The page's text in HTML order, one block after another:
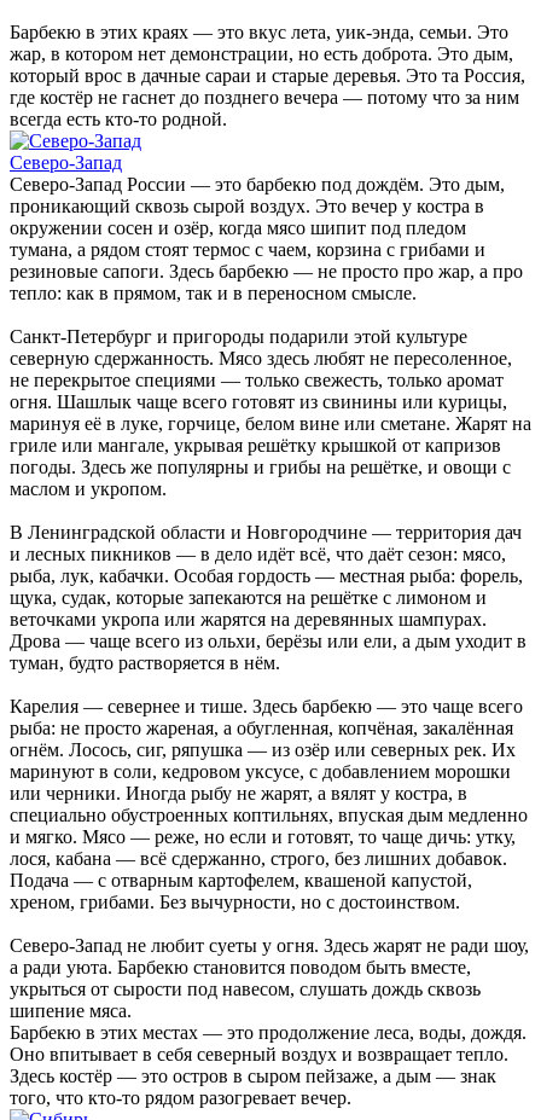
Барбекю в этих краях — это вкус лета, уик-энда, семьи. Это
жар, в котором нет демонстрации, но есть доброта. Это дым,
который врос в дачные сараи и старые деревья. Это та Россия,
где костёр не гаснет до позднего вечера — потому что за ним
всегда есть кто-то родной.
Северо-Запад
Северо-Запад России — это барбекю под дождём. Это дым,
проникающий сквозь сырой воздух. Это вечер у костра в
окружении сосен и озёр, когда мясо шипит под пледом
тумана, а рядом стоят термос с чаем, корзина с грибами и
резиновые сапоги. Здесь барбекю — не просто про жар, а про
тепло: как в прямом, так и в переносном смысле.
Санкт-Петербург и пригороды подарили этой культуре
северную сдержанность. Мясо здесь любят не пересоленное,
не перекрытое специями — только свежесть, только аромат
огня. Шашлык чаще всего готовят из свинины или курицы,
маринуя её в луке, горчице, белом вине или сметане. Жарят на
гриле или мангале, укрывая решётку крышкой от капризов
погоды. Здесь же популярны и грибы на решётке, и овощи с
маслом и укропом.
В Ленинградской области и Новгородчине — территория дач
и лесных пикников — в дело идёт всё, что даёт сезон: мясо,
рыба, лук, кабачки. Особая гордость — местная рыба: форель,
щука, судак, которые запекаются на решётке с лимоном и
веточками укропа или жарятся на деревянных шампурах.
Дрова — чаще всего из ольхи, берёзы или ели, а дым уходит в
туман, будто растворяется в нём.
Карелия — севернее и тише. Здесь барбекю — это чаще всего
рыба: не просто жареная, а обугленная, копчёная, закалённая
огнём. Лосось, сиг, ряпушка — из озёр или северных рек. Их
маринуют в соли, кедровом уксусе, с добавлением морошки
или черники. Иногда рыбу не жарят, а вялят у костра, в
специально обустроенных коптильнях, впуская дым медленно
и мягко. Мясо — реже, но если и готовят, то чаще дичь: утку,
лося, кабана — всё сдержанно, строго, без лишних добавок.
Подача — с отварным картофелем, квашеной капустой,
хреном, грибами. Без вычурности, но с достоинством.
Северо-Запад не любит суеты у огня. Здесь жарят не ради шоу,
а ради уюта. Барбекю становится поводом быть вместе,
укрыться от сырости под навесом, слушать дождь сквозь
шипение мяса.
Барбекю в этих местах — это продолжение леса, воды, дождя.
Оно впитывает в себя северный воздух и возвращает тепло.
Здесь костёр — это остров в сыром пейзаже, а дым — знак
того, что кто-то рядом разогревает вечер.